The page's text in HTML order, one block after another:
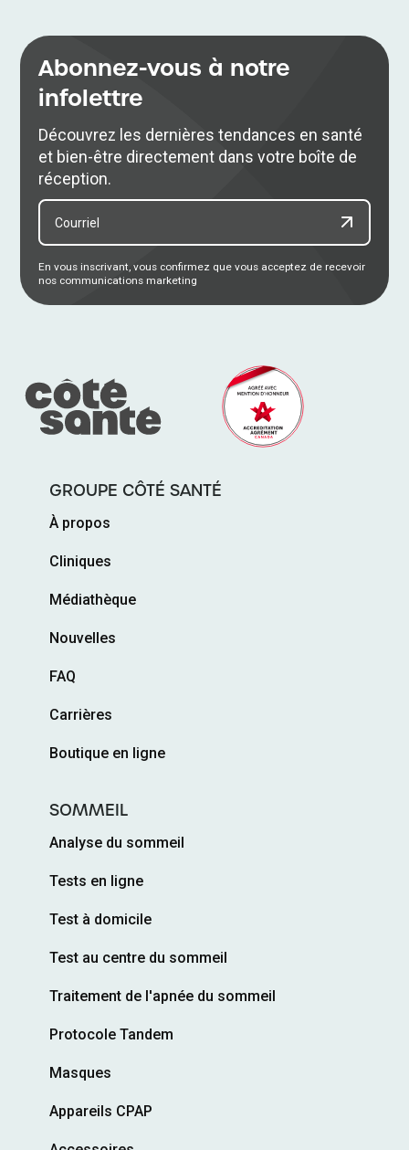
Abonnez-vous à notre
infolettre
Découvrez les dernières tendances en santé
et bien-être directement dans votre boîte de
réception.
En vous inscrivant, vous confirmez que vous acceptez de recevoir
nos communications marketing
GROUPE CÔTÉ SANTÉ
À propos
Cliniques
Médiathèque
Nouvelles
FAQ
Carrières
Boutique en ligne
SOMMEIL
Analyse du sommeil
Tests en ligne
Test à domicile
Test au centre du sommeil
Traitement de l'apnée du sommeil
Protocole Tandem
Masques
Appareils CPAP